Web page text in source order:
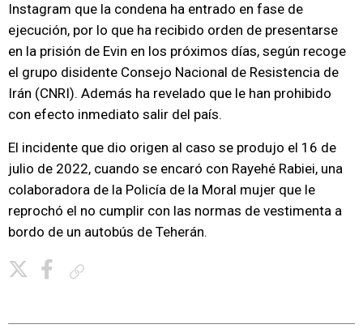
Instagram que la condena ha entrado en fase de
ejecución, por lo que ha recibido orden de presentarse
en la prisión de Evin en los próximos días, según recoge
el grupo disidente Consejo Nacional de Resistencia de
Irán (CNRI). Además ha revelado que le han prohibido
con efecto inmediato salir del país.
El incidente que dio origen al caso se produjo el 16 de
julio de 2022, cuando se encaró con Rayehé Rabiei, una
colaboradora de la Policía de la Moral mujer que le
reprochó el no cumplir con las normas de vestimenta a
bordo de un autobús de Teherán.